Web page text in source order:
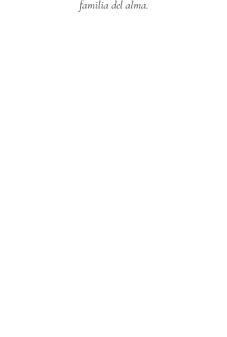
familia del alma.